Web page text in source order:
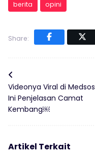
berita opini
Share:
Videonya Viral di Medsos
Ini Penjelasan Camat
Kembang￼
Artikel Terkait